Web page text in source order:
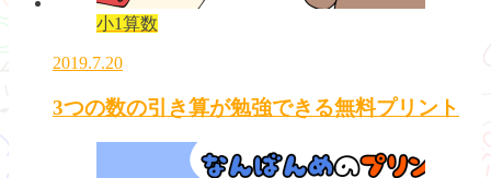
小1算数
2019.7.20
3つの数の引き算が勉強できる無料プリント